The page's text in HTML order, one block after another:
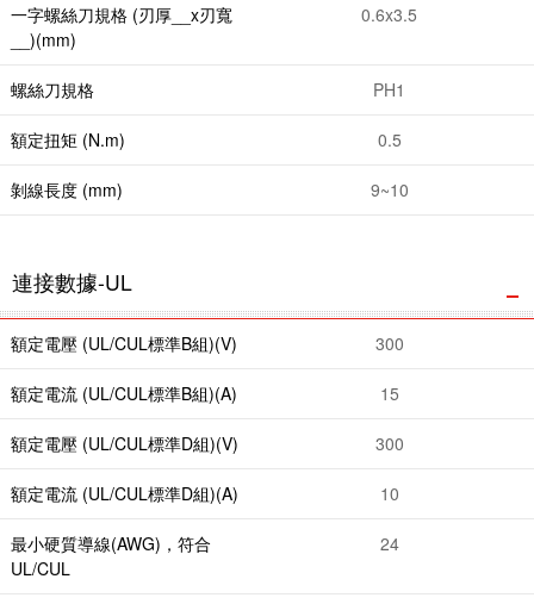
一字螺絲刀規格 (刃厚__x刃寬
__)(mm)
0.6x3.5
螺絲刀規格 PH1
額定扭矩 (N.m) 0.5
剝線長度 (mm) 9~10
連接數據-UL
額定電壓 (UL/CUL標準B組)(V) 300
額定電流 (UL/CUL標準B組)(A) 15
額定電壓 (UL/CUL標準D組)(V) 300
額定電流 (UL/CUL標準D組)(A) 10
最小硬質導線(AWG)，符合
UL/CUL
24